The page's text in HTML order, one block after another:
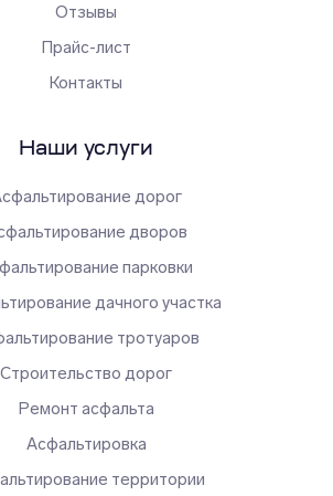
Отзывы
Прайс-лист
Контакты
Наши услуги
дорог
дворов
парковки
дачного участка
тротуаров
Строительство дорог
Ремонт асфальта
Асфальтировка
территории